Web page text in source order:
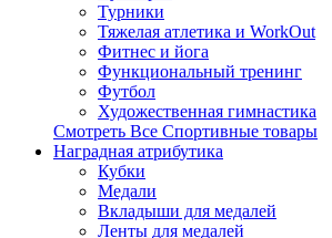
Турники
Тяжелая атлетика и WorkOut
Фитнес и йога
Функциональный тренинг
Футбол
Художественная гимнастика
Смотреть Все Спортивные товары
Наградная атрибутика
Кубки
Медали
Вкладыши для медалей
Ленты для медалей